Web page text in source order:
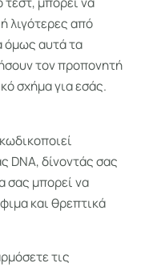
λιγότερες από
όμως αυτά τα
τον προπονητή
σχήμα για εσάς.
DNA, δίνοντάς σας
σας μπορεί να
και θρεπτικά
τις